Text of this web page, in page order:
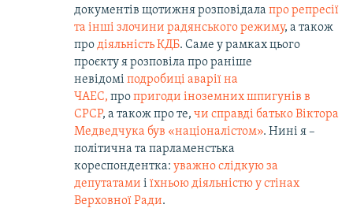
документів щотижня розповідала про репресії
та інші злочини радянського режиму, а також
продіяльність КДБ. Саме у рамках цього
проєкту я розповіла про раніше
невідомі подробиці аварії на
ЧАЕС, пропригоди іноземних шпигунів в
СРСР, а також про те, чи справді батько Віктора
Медведчука був «націоналістом». Нині я –
політична та парламенстька
кореспондентка: уважно слідкую за
депутатами і їхньою діяльністю у стінах
Верховної Ради.